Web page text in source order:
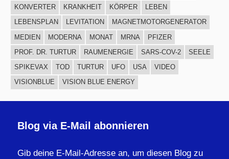
KONVERTER
KRANKHEIT KÖRPER
LEBEN
LEBENSPLAN
LEVITATION
MAGNETMOTORGENERATOR
MEDIEN
MODERNA MONAT MRNA
PFIZER
PROF. DR. TURTUR
RAUMENERGIE SARS-COV-2
SEELE
SPIKEVAX
TOD TURTUR UFO USA
VIDEO
VISIONBLUE
VISION BLUE ENERGY
Blog via E-Mail abonnieren
Gib deine E-Mail-Adresse an, um diesen Blog zu